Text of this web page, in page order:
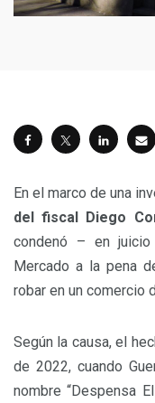
En el marco de una
del fiscal Diego
condenó – en
Mercado a la pena
robar en un comercio
Según la causa, el
de 2022, cuando
nombre “Despensa